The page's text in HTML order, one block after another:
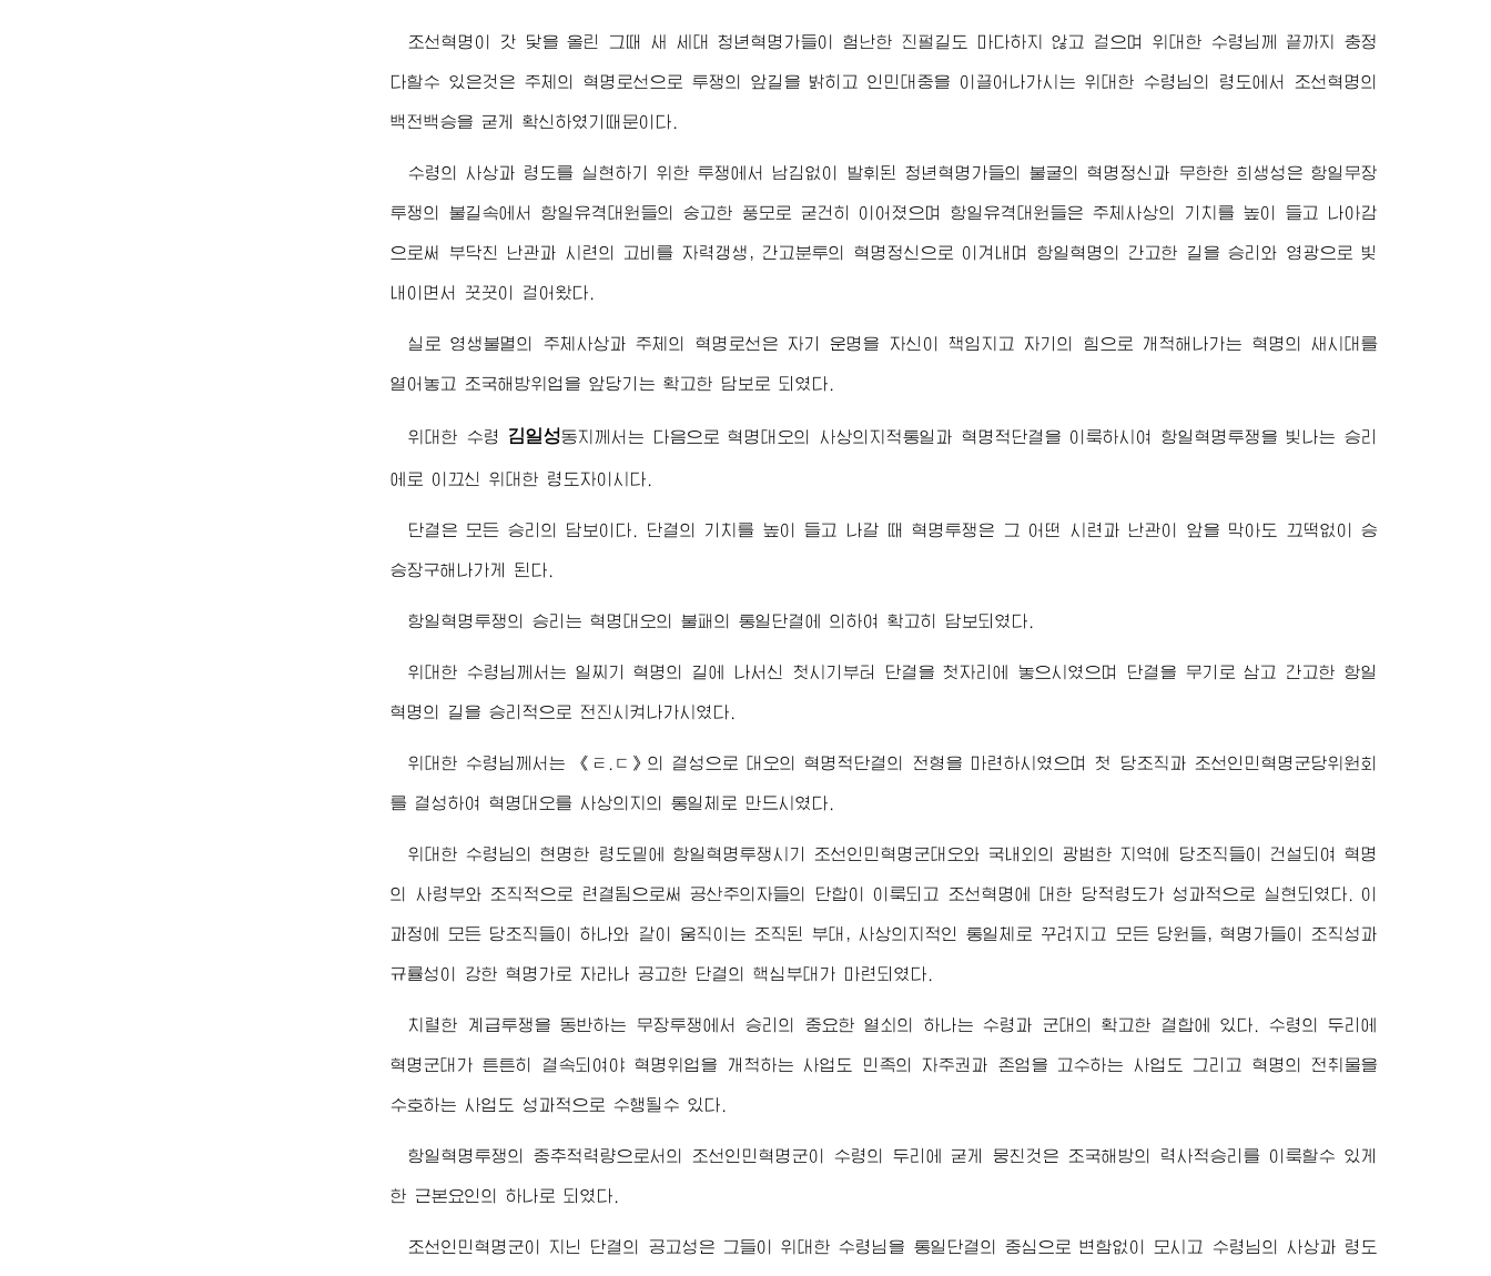
조선혁명이 갓 닻을 올린 그때 새 세대 청년혁명가들이 험난한 진펄길도 마다하지 않고 걸으며 위대한 수령님 께 끝까지 충정
다할수 있은것은 주체의 혁명로선으로 투쟁의 앞길을 밝히고 인민대중을 이끌어나가시는위대한 수령님의 령도에서 조선혁명의
백전백승을 굳게 확신하였기때문이다.
수령의 사상과 령도를 실현하기 위한 투쟁에서 남김없이 발휘된 청년혁명가들의 불굴의 혁명정신과 무한한 희생성은 항일무장
투쟁의 불길속에서 항일유격대원들의 숭고한 풍모로 굳건히 이어졌으며 항일유격대원들은 주체사상의 기치를 높이 들고 나아감
으로써 부닥친 난관과 시련의 고비를 자력갱생, 간고분투의 혁명정신으로 이겨내며 항일혁명의 간고한 길을 승리와 영광으로 빛
내이면서 꿋꿋이 걸어왔다.
실로 영생불멸의 주체사상과 주체의 혁명로선은 자기 운명을 자신이 책임지고 자기의 힘으로 개척해나가는 혁명의 새시대를
열어놓고 조국해방위업을 앞당기는 확고한 담보로 되였다.
위대한 수령 김일성동지 께서는 다음으로 혁명대오의 사상의지적통일과 혁명적단결을 이룩하시여 항일혁명투쟁을 빛나는 승리
에로 이끄신 위대한 령도자이시다.
단결은 모든 승리의 담보이다. 단결의 기치를 높이 들고 나갈 때 혁명투쟁은 그 어떤 시련과 난관이 앞을 막아도 끄떡없이 승
승장구해나가게 된다.
항일혁명투쟁의 승리는 혁명대오의 불패의 통일단결에 의하여 확고히 담보되였다.
위대한 수령님 께서는 일찌기 혁명의 길에 나서신 첫시기부터 단결을 첫자리에 놓으시였으며 단결을 무기로 삼고 간고한 항일
혁명의 길을 승리적으로 전진시켜나가시였다.
위대한 수령님 께서는 《ㅌ.ㄷ》의 결성으로 대오의 혁명적단결의 전형을 마련하시였으며 첫 당조직과 조선인민혁명군당위원회
를 결성하여 혁명대오를 사상의지의 통일체로 만드시였다.
위대한 수령님의 현명한 령도밑에 항일혁명투쟁시기 조선인민혁명군대오와 국내외의 광범한 지역에 당조직들이 건설되여 혁명
의 사령부와 조직적으로 련결됨으로써 공산주의자들의 단합이 이룩되고 조선혁명에 대한 당적령도가 성과적으로 실현되였다. 이
과정에 모든 당조직들이 하나와 같이 움직이는 조직된 부대, 사상의지적인 통일체로 꾸려지고 모든 당원들, 혁명가들이 조직성과
규률성이 강한 혁명가로 자라나 공고한 단결의 핵심부대가 마련되였다.
치렬한 계급투쟁을 동반하는 무장투쟁에서 승리의 중요한 열쇠의 하나는 수령과 군대의 확고한 결합에 있다. 수령의 두리에
혁명군대가 튼튼히 결속되여야 혁명위업을 개척하는 사업도 민족의 자주권과 존엄을 고수하는 사업도 그리고 혁명의 전취물을
수호하는 사업도 성과적으로 수행될수 있다.
항일혁명투쟁의 중추적력량으로서의 조선인민혁명군이 수령의 두리에 굳게 뭉친것은 조국해방의 력사적승리를 이룩할수 있게
한 근본요인의 하나로 되였다.
조선인민혁명군이 지닌 단결의 공고성은 그들이위대한 수령님을 통일단결의 중심으로 변함없이 모시고 수령님 의 사상과 령도